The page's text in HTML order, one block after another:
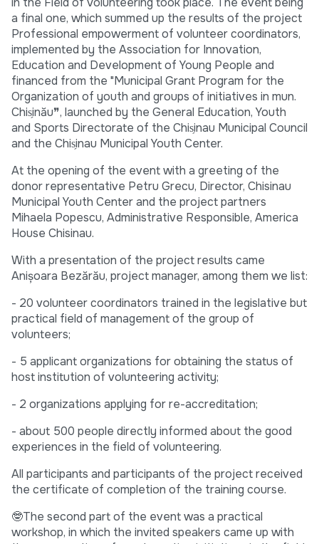
a final one, which summed up the results of the project
Professional empowerment of volunteer coordinators,
implemented by the Association for Innovation,
Education and Development of Young People and
financed from the "Municipal Grant Program for the
Organization of youth and groups of initiatives in mun.
Chis̗inău❞, launched by the General Education, Youth
and Sports Directorate of the Chis̗inau Municipal Council
and the Chis̗inau Municipal Youth Center.
At the opening of the event with a greeting of the
donor representative Petru Grecu, Director, Chisinau
Municipal Youth Center and the project partners
Mihaela Popescu, Administrative Responsible, America
House Chisinau.
With a presentation of the project results came
Anișoara Bezărău, project manager, among them we list:
- 20 volunteer coordinators trained in the legislative but
practical field of management of the group of
volunteers;
- 5 applicant organizations for obtaining the status of
host institution of volunteering activity;
- 2 organizations applying for re-accreditation;
- about 500 people directly informed about the good
experiences in the field of volunteering.
All participants and participants of the project received
the certificate of completion of the training course.
🤓The second part of the event was a practical
workshop, in which the invited speakers came up with